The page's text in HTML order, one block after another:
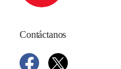
Contáctanos